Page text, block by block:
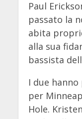
Paul
passato la
abita
alla sua
bassista
I due
per
Hole.